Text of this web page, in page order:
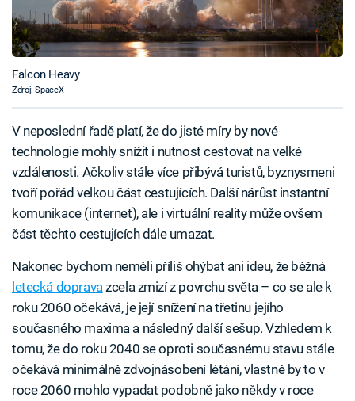
Falcon Heavy
Zdroj: SpaceX
V neposlední řadě platí, že do jisté míry by nové
technologie mohly snížit i nutnost cestovat na velké
vzdálenosti. Ačkoliv stále více přibývá turistů, byznysmeni
tvoří pořád velkou část cestujících. Další nárůst instantní
komunikace (internet), ale i virtuální reality může ovšem
část těchto cestujících dále umazat.
Nakonec bychom neměli příliš ohýbat ani ideu, že běžná
letecká doprava zcela zmizí z povrchu světa – co se ale k
roku 2060 očekává, je její snížení na třetinu jejího
současného maxima a následný další sešup. Vzhledem k
tomu, že do roku 2040 se oproti současnému stavu stále
očekává minimálně zdvojnásobení létání, vlastně by to v
roce 2060 mohlo vypadat podobně jako někdy v roce